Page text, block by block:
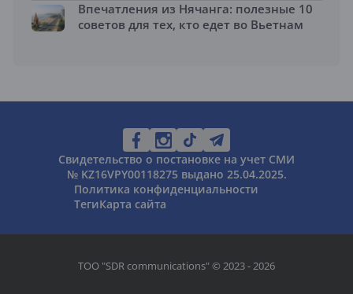
Впечатления из Нячанга: полезные 10
советов для тех, кто едет во Вьетнам
Свидетельство о постановке на учет СМИ
№ KZ16VPY00118275 выдано 25.04.2025.
Политика конфиденциальности
ТегиКарта сайта
ТОО "SDR communications" © 2023 - 2026